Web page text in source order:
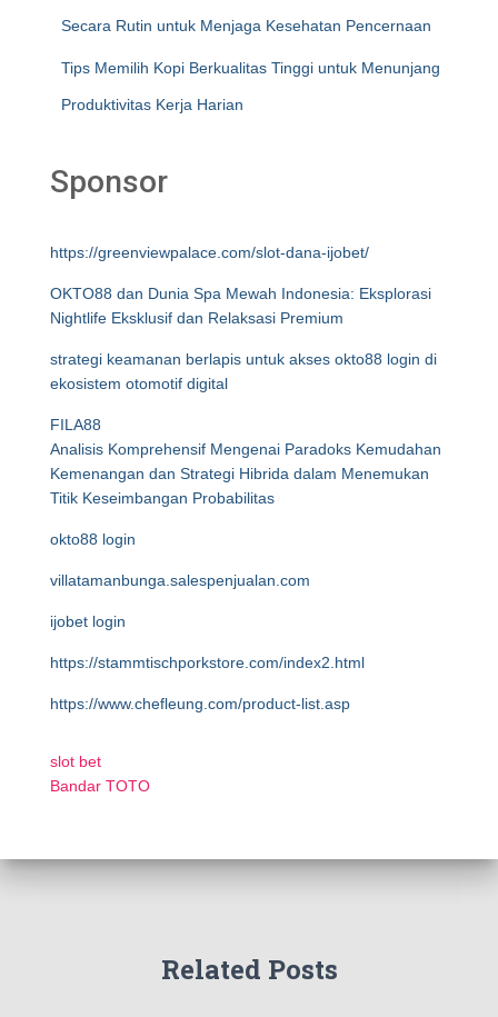
Secara Rutin untuk Menjaga Kesehatan Pencernaan
Tips Memilih Kopi Berkualitas Tinggi untuk Menunjang
Produktivitas Kerja Harian
Sponsor
https://greenviewpalace.com/slot-dana-ijobet/
OKTO88 dan Dunia Spa Mewah Indonesia: Eksplorasi
Nightlife Eksklusif dan Relaksasi Premium
strategi keamanan berlapis untuk akses okto88 login di
ekosistem otomotif digital
FILA88
Analisis Komprehensif Mengenai Paradoks Kemudahan
Kemenangan dan Strategi Hibrida dalam Menemukan
Titik Keseimbangan Probabilitas
okto88 login
villatamanbunga.salespenjualan.com
ijobet login
https://stammtischporkstore.com/index2.html
https://www.chefleung.com/product-list.asp
slot bet
Bandar TOTO
Related Posts